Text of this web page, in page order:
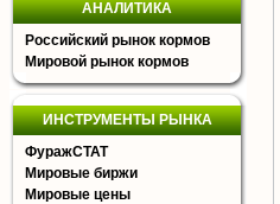
АНАЛИТИКА
Российский рынок кормов
Мировой рынок кормов
ИНСТРУМЕНТЫ РЫНКА
ФуражСТАТ
Мировые биржи
Мировые цены